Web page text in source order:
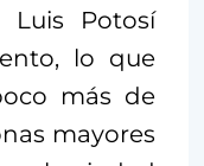
Potosí
lo que
más de
mayores